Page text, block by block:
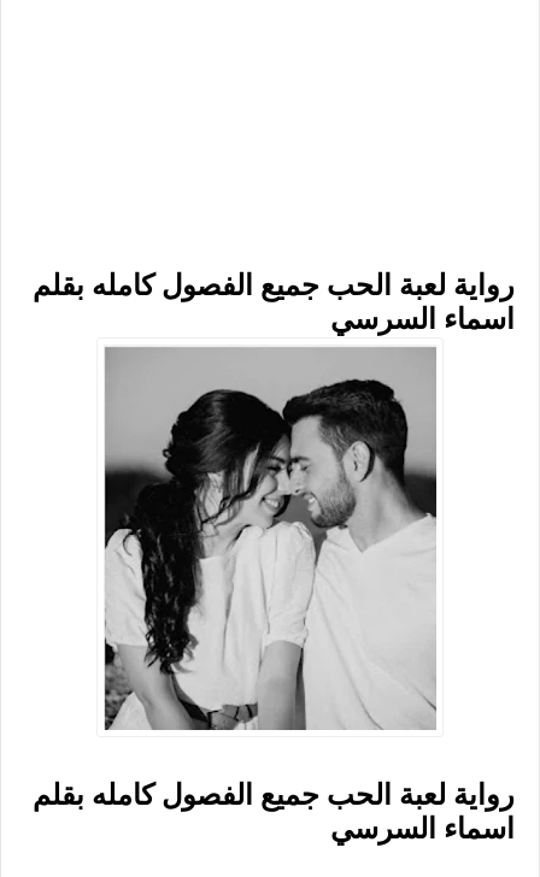
رواية لعبة الحب جميع الفصول كامله بقلم
اسماء السرسي
رواية لعبة الحب جميع الفصول كامله بقلم
اسماء السرسي